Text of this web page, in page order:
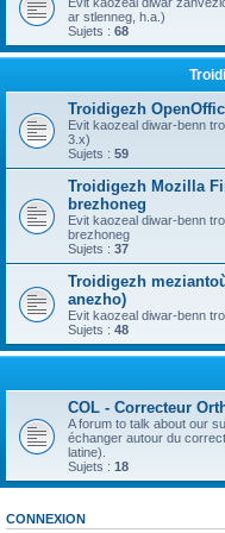
ar stlenneg, h.a.)
Sujets : 68
Troidigezh
Evit kaozeal diwar-benn
3.x)
Sujets : 59
Troidigezh Mozilla
brezhoneg
Evit kaozeal diwar-benn
brezhoneg
Sujets : 37
Troidigezh
anezho)
Evit kaozeal diwar-benn
Sujets : 48
COL - Correcteur
A forum to talk about our
échanger autour du
latine).
Sujets : 18
CONNEXION